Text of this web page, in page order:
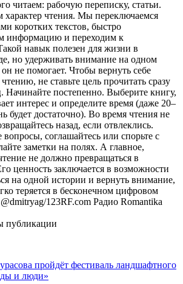
читаем: рабочую переписку, статьи.
характер чтения. Мы переключаемся
коротких текстов, быстро
информацию и переходим к
навык полезен для жизни в
но удерживать внимание на одном
не помогает. Чтобы вернуть себе
не ставьте цель прочитать сразу
Начинайте постепенно. Выберите книгу,
интерес и определите время (даже 20–
будет достаточно). Во время чтения не
назад, если отвлеклись.
вопросы, соглашайтесь или спорьте с
заметки на полях. А главное,
не должно превращаться в
ценность заключается в возможности
на одной истории и вернуть внимание,
теряется в бесконечном цифровом
123RF.com Радио Romantika